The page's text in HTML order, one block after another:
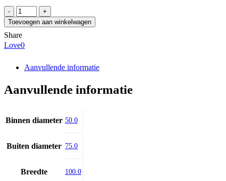
Bosch
Rexroth
R0602-
050-
10
Toevoegen aan winkelwagen
Share
Love0
Aanvullende informatie
Aanvullende informatie
Binnen diameter 50.0
Buiten diameter 75.0
Breedte 100.0